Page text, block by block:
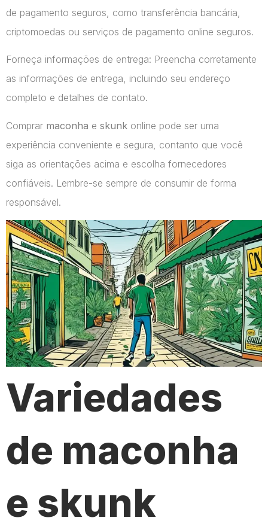
de pagamento seguros, como transferência bancária,
criptomoedas ou serviços de pagamento online seguros.
Forneça informações de entrega: Preencha corretamente
as informações de entrega, incluindo seu endereço
completo e detalhes de contato.
Comprar maconha e skunk online pode ser uma
experiência conveniente e segura, contanto que você
siga as orientações acima e escolha fornecedores
confiáveis. Lembre-se sempre de consumir de forma
responsável.
Variedades
de maconha
e skunk